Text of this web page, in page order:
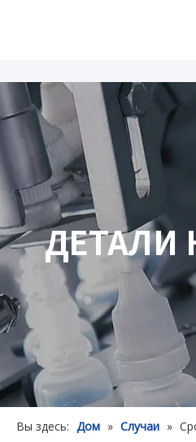
ДЕТАЛИ
Вы здесь: Дом » Случаи »